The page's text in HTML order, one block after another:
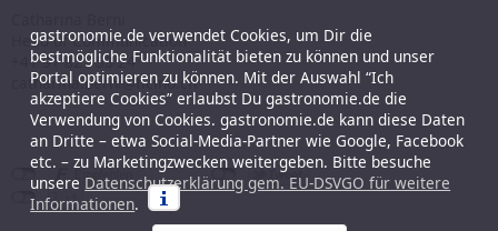
Head of Communication
+41 91 821 53 24
catharina.berni@ticino.ch
gastronomie.de verwendet Cookies, um Dir die
bestmögliche Funktionalität bieten zu können und unser
Portal optimieren zu können. Mit der Auswahl “Ich
akzeptiere Cookies” erlaubst Du gastronomie.de die
Verwendung von Cookies. gastronomie.de kann diese Daten
an Dritte – etwa Social-Media-Partner wie Google, Facebook
etc. – zu Marketingzwecken weitergeben. Bitte besuche
unsere Datenschutzerklärung gem. EU-DSVGO für weitere
Informationen.